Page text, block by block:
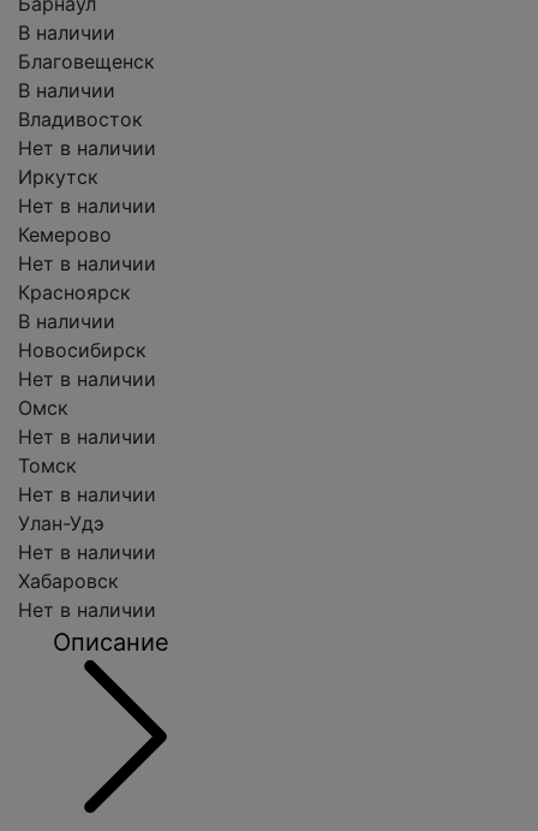
В наличии
Благовещенск
В наличии
Владивосток
Нет в наличии
Иркутск
Нет в наличии
Кемерово
Нет в наличии
Красноярск
В наличии
Новосибирск
Нет в наличии
Омск
Нет в наличии
Томск
Нет в наличии
Улан-Удэ
Нет в наличии
Хабаровск
Нет в наличии
Описание